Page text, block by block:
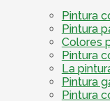
Pintura
Pintura
Colores
Pintura
La
Pintura
Pintura